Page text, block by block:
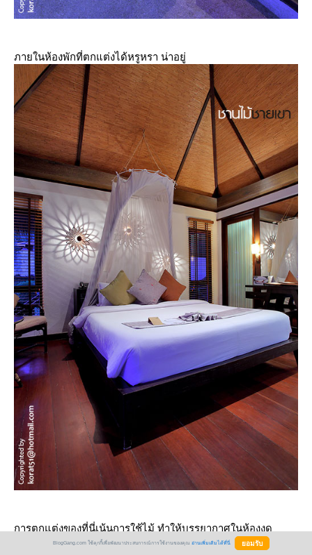
ภายในห้องพักที่ตกแต่งได้หรูหรา น่าอยู่
การตกแต่งของที่นี่เน้นการใช้ไม้ ทำให้บรรยากาศในห้องงดู
อบอุ่น น่าพักผ่อนBlogGang.com ใช้คุกกี้เพื่อพัฒนาประสบการณ์การใช้งานของคุณ อ่านเพิ่มเติมได้ที่นี่